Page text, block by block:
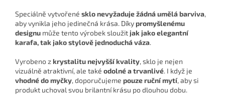
Speciálně vytvořené sklo nevyžaduje žádná umělá barviva,
aby vynikla jeho jedinečná krása. Díkypromyšlenému
designu může tento výrobek sloužit jak jako elegantní
karafa, tak jako stylově jednoduchá váza.
Vyrobeno zkrystalitu nejvyšší kvality, sklo je nejen
vizuálně atraktivní, ale také odolné a trvanlivé. I když je
vhodné do myčky, doporučujeme pouze ruční mytí, aby si
produkt uchoval svou brilantní krásu po dlouhou dobu.